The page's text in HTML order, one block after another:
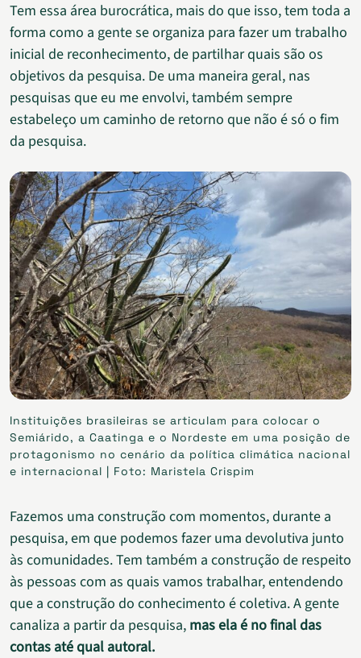
Tem essa área burocrática, mais do que isso, tem toda a
forma como a gente se organiza para fazer um trabalho
inicial de reconhecimento, de partilhar quais são os
objetivos da pesquisa. De uma maneira geral, nas
pesquisas que eu me envolvi, também sempre
estabeleço um caminho de retorno que não é só o fim
da pesquisa.
Instituições brasileiras se articulam para colocar o
Semiárido, a Caatinga e o Nordeste em uma posição de
protagonismo no cenário da política climática nacional
e internacional | Foto: Maristela Crispim
Fazemos uma construção com momentos, durante a
pesquisa, em que podemos fazer uma devolutiva junto
às comunidades. Tem também a construção de respeito
às pessoas com as quais vamos trabalhar, entendendo
que a construção do conhecimento é coletiva. A gente
canaliza a partir da pesquisa, mas ela é no final das
contas até qual autoral.